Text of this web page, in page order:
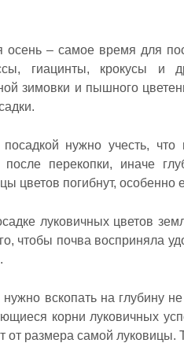
осень – самое время для
гиацинты, крокусы и
зимовки и пышного
нужно учесть, что
после перекопки, иначе
цветов погибнут,
луковичных цветов
чтобы почва восприняла
вскопать на глубину
корни луковичных
от размера самой